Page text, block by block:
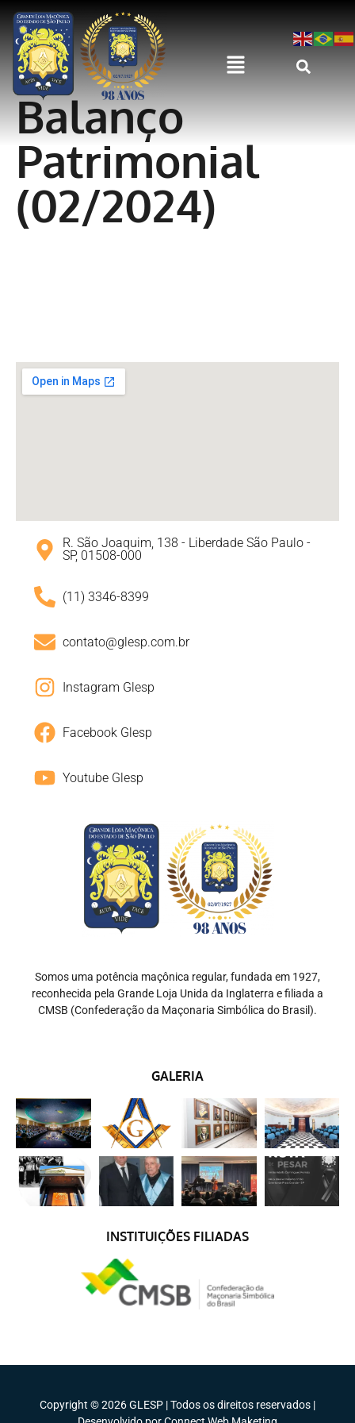
Balanço
Patrimonial
(02/2024)
R. São Joaquim, 138 - Liberdade São Paulo -
SP, 01508-000
(11) 3346-8399
contato@glesp.com.br
Instagram Glesp
Facebook Glesp
Youtube Glesp
Somos uma potência maçônica regular, fundada em 1927,
reconhecida pela Grande Loja Unida da Inglaterra e filiada a
CMSB (Confederação da Maçonaria Simbólica do Brasil).
GALERIA
INSTITUIÇÕES FILIADAS
Copyright © 2026 GLESP | Todos os direitos reservados |